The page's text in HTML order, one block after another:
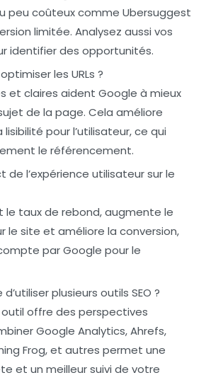
peu coûteux comme Ubersuggest
limitée. Analysez aussi vos
identifier des opportunités.
les URLs ?
et claires aident Google à mieux
de la page. Cela améliore
lisibilité pour l’utilisateur, ce qui
le référencement.
de l’expérience utilisateur sur le
le taux de rebond, augmente le
le site et améliore la conversion,
par Google pour le
plusieurs outils SEO ?
outil offre des perspectives
Google Analytics, Ahrefs,
Frog, et autres permet une
et un meilleur suivi de votre